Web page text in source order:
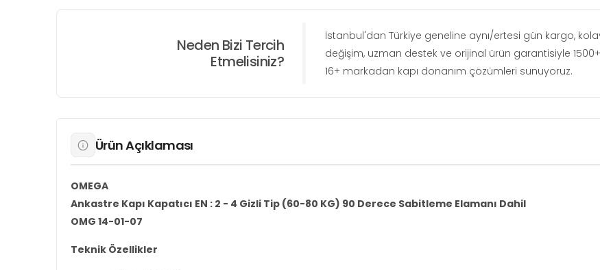
Neden Bizi Tercih
Etmelisiniz?
İstanbul'dan Türkiye geneline aynı/ertesi gün kargo,
değişim, uzman destek ve orijinal ürün garantisiyle
16+ markadan kapı donanım çözümleri sunuyoruz.
Ürün Açıklaması
OMEGA
Ankastre Kapı Kapatıcı EN : 2 - 4 Gizli Tip (60-80 KG) 90 Derece Sabitleme Elamanı Dahil
OMG 14-01-07
Teknik Özellikler